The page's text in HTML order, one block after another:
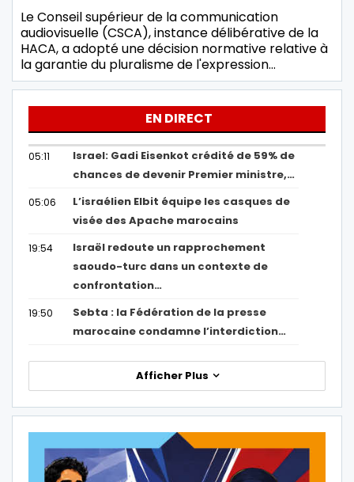
Le Conseil supérieur de la communication
audiovisuelle (CSCA), instance délibérative de la
HACA, a adopté une décision normative relative à
la garantie du pluralisme de l'expression…
EN DIRECT
05:11
Israel: Gadi Eisenkot crédité de 59% de
chances de devenir Premier ministre,…
05:06
L’israélien Elbit équipe les casques de
visée des Apache marocains
19:54
Israël redoute un rapprochement
saoudo-turc dans un contexte de
confrontation…
19:50
Sebta : la Fédération de la presse
marocaine condamne l’interdiction…
Afficher Plus